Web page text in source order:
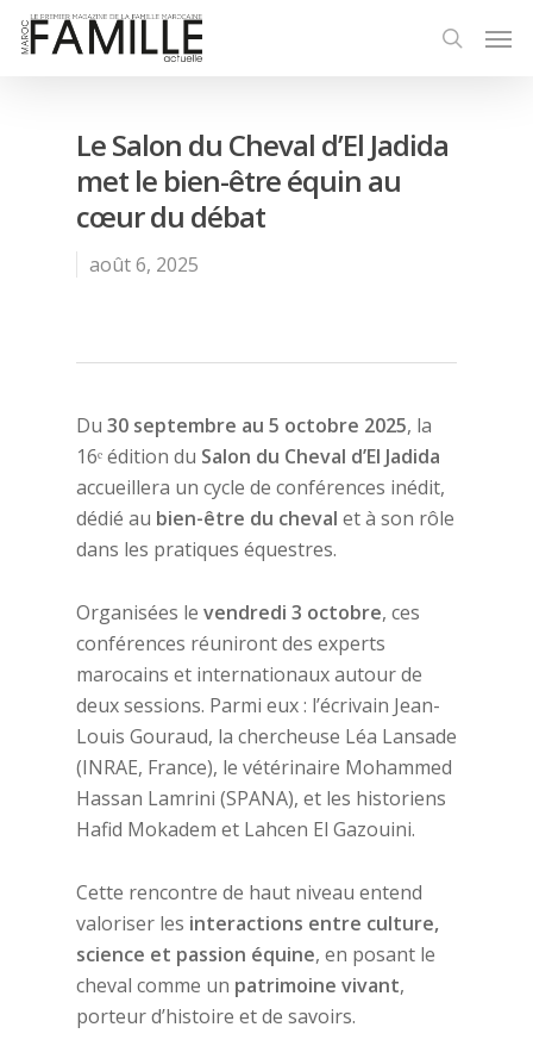
Le Salon du Cheval d’El Jadida
met le bien-être équin au
cœur du débat
août 6, 2025
Du 30 septembre au 5 octobre 2025, la
16ᵉ édition du Salon du Cheval d’El Jadida
accueillera un cycle de conférences inédit,
dédié au bien-être du cheval et à son rôle
dans les pratiques équestres.
Organisées le vendredi 3 octobre, ces
conférences réuniront des experts
marocains et internationaux autour de
deux sessions. Parmi eux : l’écrivain Jean-
Louis Gouraud, la chercheuse Léa Lansade
(INRAE, France), le vétérinaire Mohammed
Hassan Lamrini (SPANA), et les historiens
Hafid Mokadem et Lahcen El Gazouini.
Cette rencontre de haut niveau entend
valoriser les interactions entre culture,
science et passion équine, en posant le
cheval comme un patrimoine vivant,
porteur d’histoire et de savoirs.